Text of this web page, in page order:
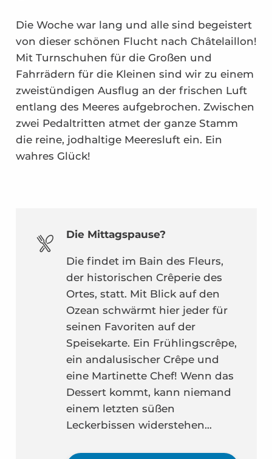
Die Woche war lang und alle sind begeistert
von dieser schönen Flucht nach Châtelaillon!
Mit Turnschuhen für die Großen und
Fahrrädern für die Kleinen sind wir zu einem
zweistündigen Ausflug an der frischen Luft
entlang des Meeres aufgebrochen. Zwischen
zwei Pedaltritten atmet der ganze Stamm
die reine, jodhaltige Meeresluft ein. Ein
wahres Glück!
Die Mittagspause?
Die findet im Bain des Fleurs,
der historischen Crêperie des
Ortes, statt. Mit Blick auf den
Ozean schwärmt hier jeder für
seinen Favoriten auf der
Speisekarte. Ein Frühlingscrêpe,
ein andalusischer Crêpe und
eine Martinette Chef! Wenn das
Dessert kommt, kann niemand
einem letzten süßen
Leckerbissen widerstehen…